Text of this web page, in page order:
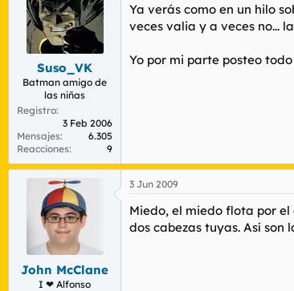
Suso_VK
Batman amigo de
las niñas
Registro
3 Feb 2006
Mensajes
6.305
Reacciones
9
Ya verás como en un hilo
veces valia y a veces no...
Yo por mi parte posteo
John McClane
I ❤ Alfonso
3 Jun 2009
Miedo, el miedo flota por
dos cabezas tuyas. Así son